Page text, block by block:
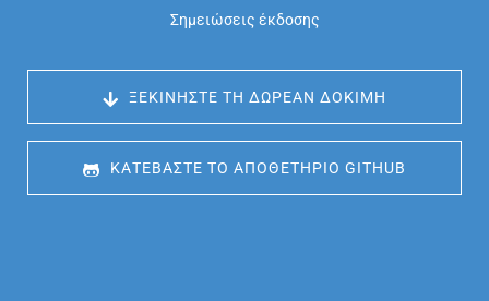
Σημειώσεις έκδοσης
ΞΕΚΙΝΉΣΤΕ ΤΗ ΔΩΡΕΆΝ ΔΟΚΙΜΉ
ΚΑΤΕΒΆΣΤΕ ΤΟ ΑΠΟΘΕΤΉΡΙΟ GITHUB